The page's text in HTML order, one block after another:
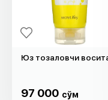
97 000 cўм